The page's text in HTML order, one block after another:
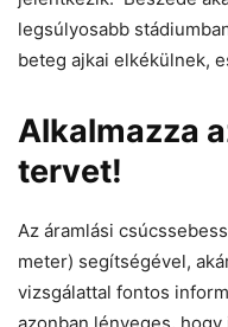
legsúlyosabb
beteg ajkai elkékülnek,
Alkalmazza
tervet!
Az áramlási
meter) segítségével,
vizsgálattal fontos